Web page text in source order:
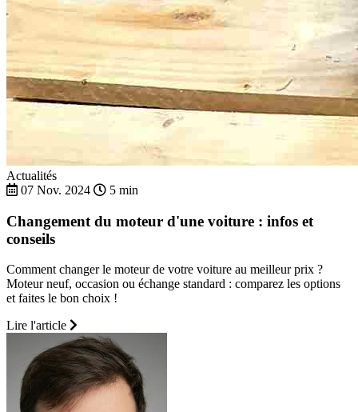
Actualités
07 Nov. 2024
5 min
Changement du moteur d'une voiture : infos et
conseils
Comment changer le moteur de votre voiture au meilleur prix ?
Moteur neuf, occasion ou échange standard : comparez les options
et faites le bon choix !
Lire l'article